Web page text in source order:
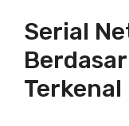
Serial
Terkenal